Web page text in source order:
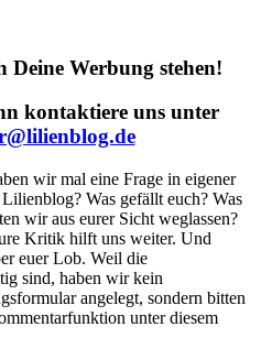
Deine Werbung stehen!
kontaktiere uns unter
wir mal eine Frage in eigener
Was gefällt euch? Was
wir aus eurer Sicht weglassen?
Kritik hilft uns weiter. Und
euer Lob. Weil die
sind, haben wir kein
angelegt, sondern bitten
unter diesem